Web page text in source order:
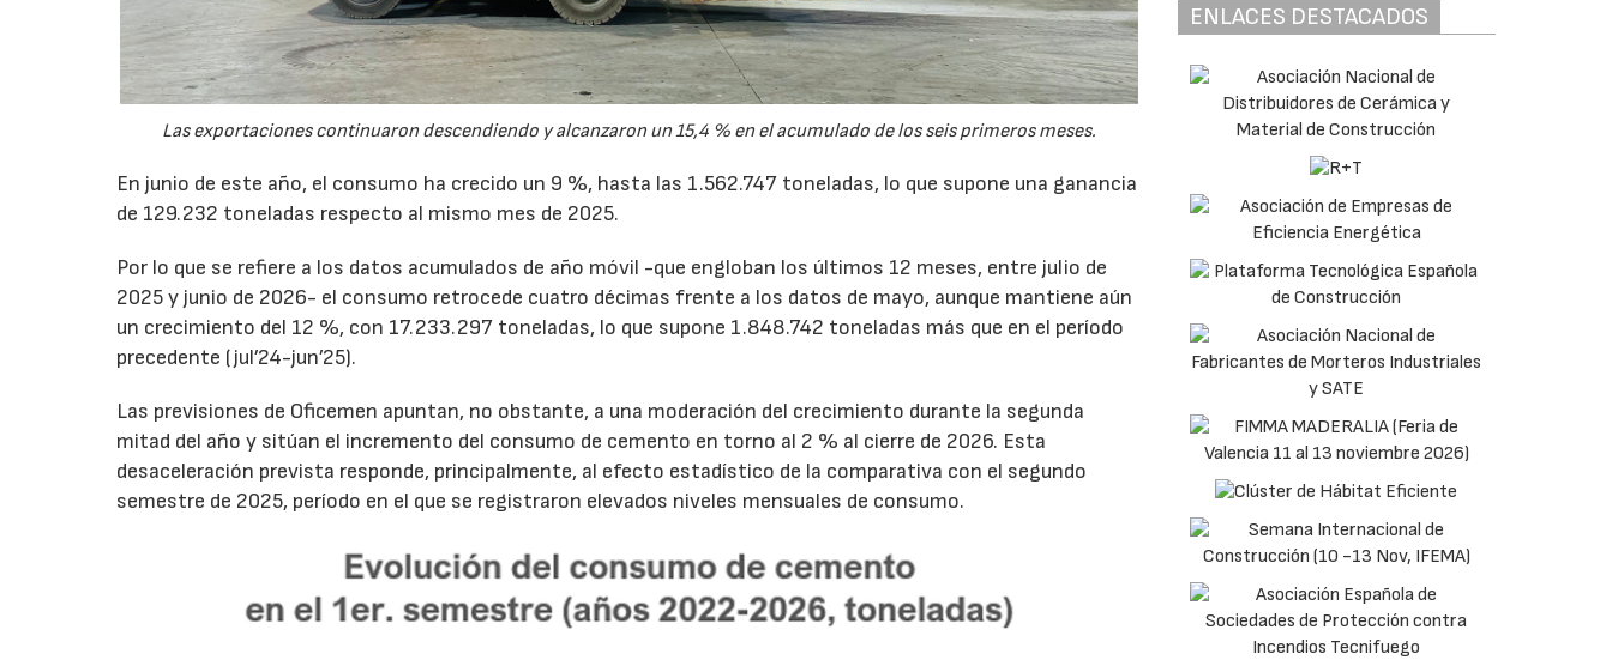
Las exportaciones continuaron descendiendo y alcanzaron un 15,4 % en el acumulado de los seis primeros meses.
En junio de este año, el consumo ha crecido un 9 %, hasta las 1.562.747 toneladas, lo que supone una ganancia
de 129.232 toneladas respecto al mismo mes de 2025.
Por lo que se refiere a los datos acumulados de año móvil -que engloban los últimos 12 meses, entre julio de
2025 y junio de 2026- el consumo retrocede cuatro décimas frente a los datos de mayo, aunque mantiene aún
un crecimiento del 12 %, con 17.233.297 toneladas, lo que supone 1.848.742 toneladas más que en el período
precedente (jul’24-jun’25).
Las previsiones de Oficemen apuntan, no obstante, a una moderación del crecimiento durante la segunda
mitad del año y sitúan el incremento del consumo de cemento en torno al 2 % al cierre de 2026. Esta
desaceleración prevista responde, principalmente, al efecto estadístico de la comparativa con el segundo
semestre de 2025, período en el que se registraron elevados niveles mensuales de consumo.
ENLACES DESTACADOS